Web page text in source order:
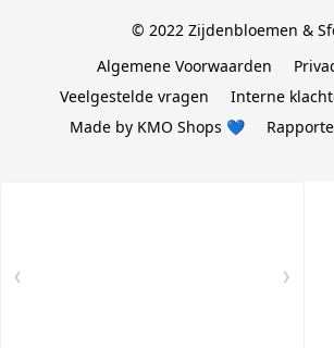
© 2022 Zijdenbloemen &
Algemene Voorwaarden
Veelgestelde vragen
Interne
Made by KMO Shops 💙